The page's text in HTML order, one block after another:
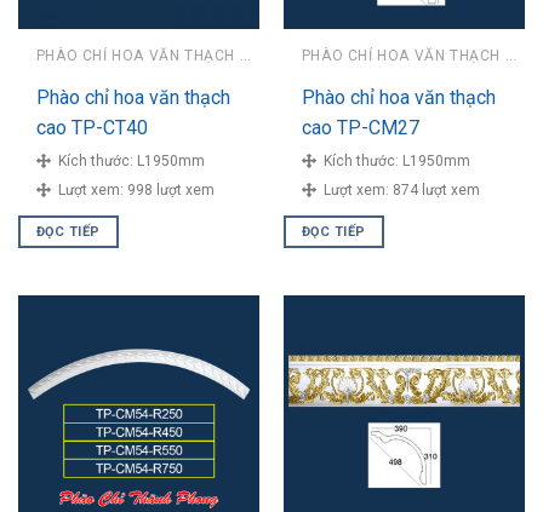
Phào chỉ hoa văn thạch
cao TP-CT40
Kích thước: L1950mm
Lượt xem: 998 lượt xem
ĐỌC TIẾP
Phào chỉ hoa văn thạch
cao TP-CM27
Kích thước: L1950mm
Lượt xem: 874 lượt xem
ĐỌC TIẾP